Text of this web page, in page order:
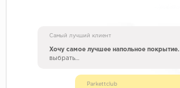
Самый лучший клиент
Хочу самое лучшее напольное покрытие.
выбрать…
Parkettclub